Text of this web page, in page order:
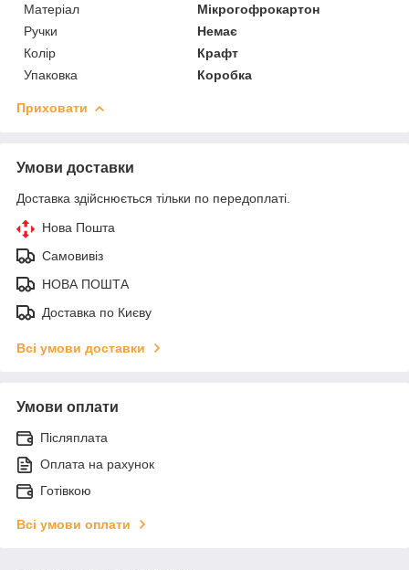
Матеріал
Мікрогофрокартон
Ручки
Немає
Колір
Крафт
Упаковка
Коробка
Приховати
Умови доставки
Доставка здійснюється тільки по передоплаті.
Нова Пошта
Самовивіз
НОВА ПОШТА
Доставка по Києву
Всі умови доставки
Умови оплати
Післяплата
Оплата на рахунок
Готівкою
Всі умови оплати